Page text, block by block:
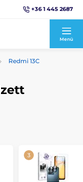
+36 1 445 2687
Menü
Redmi 13C